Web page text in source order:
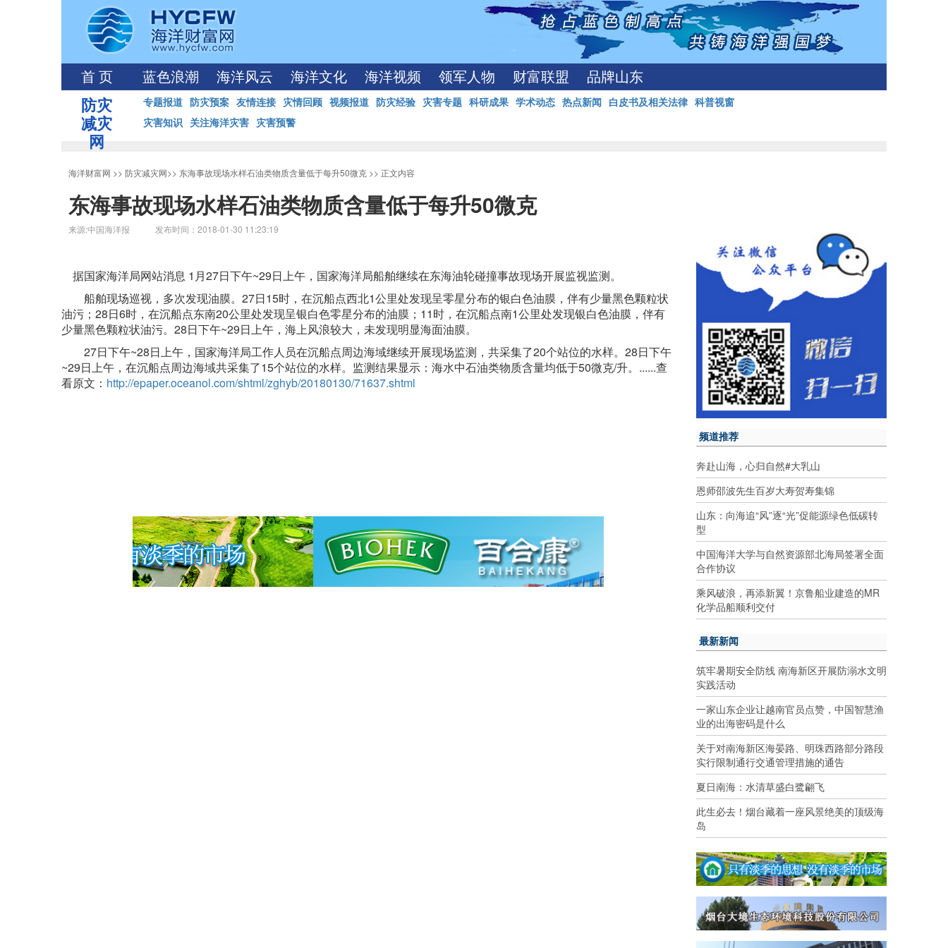
首 页 蓝色浪潮 海洋风云 海洋文化 海洋视频 领军人物 财富联盟 品牌山东
防灾
减灾
网
专题报道 防灾预案 友情连接 灾情回顾 视频报道 防灾经验 灾害专题 科研成果 学术动态 热点新闻 白皮书及相关法律 科普视窗
灾害知识 关注海洋灾害 灾害预警
海洋财富网 >> 防灾减灾网>> 东海事故现场水样石油类物质含量低于每升50微克 >> 正文内容
东海事故现场水样石油类物质含量低于每升50微克
来源:中国海洋报 发布时间：2018-01-30 11:23:19
据国家海洋局网站消息 1月27日下午~29日上午，国家海洋局船舶继续在东海油轮碰撞事故现场开展监视监测。
船舶现场巡视，多次发现油膜。27日15时，在沉船点西北1公里处发现呈零星分布的银白色油膜，伴有少量黑色颗粒状
油污；28日6时，在沉船点东南20公里处发现呈银白色零星分布的油膜；11时，在沉船点南1公里处发现银白色油膜，伴有
少量黑色颗粒状油污。28日下午~29日上午，海上风浪较大，未发现明显海面油膜。
27日下午~28日上午，国家海洋局工作人员在沉船点周边海域继续开展现场监测，共采集了20个站位的水样。28日下午
~29日上午，在沉船点周边海域共采集了15个站位的水样。监测结果显示：海水中石油类物质含量均低于50微克/升。......查
看原文： http://epaper.oceanol.com/shtml/zghyb/20180130/71637.shtml
频道推荐
奔赴山海，心归自然#大乳山
恩师邵波先生百岁大寿贺寿集锦
山东：向海追“风”逐“光”促能源绿色低碳转
型
中国海洋大学与自然资源部北海局签署全面
合作协议
乘风破浪，再添新翼！京鲁船业建造的MR
化学品船顺利交付
最新新闻
筑牢暑期安全防线 南海新区开展防溺水文明
实践活动
一家山东企业让越南官员点赞，中国智慧渔
业的出海密码是什么
关于对南海新区海晏路、明珠西路部分路段
实行限制通行交通管理措施的通告
夏日南海：水清草盛白鹭翩飞
此生必去！烟台藏着一座风景绝美的顶级海
岛